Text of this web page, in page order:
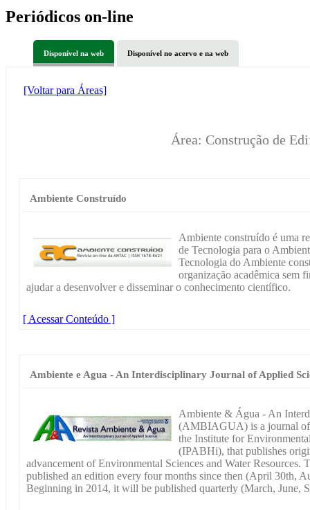
Periódicos on-line
Disponível na web Disponível no acervo e na web
[Voltar para Áreas]
Área: Construção de
Ambiente Construído
Ambiente construído é uma
de Tecnologia para o
Tecnologia do Ambiente
organização acadêmica sem
ajudar a desenvolver e disseminar o conhecimento científico.
[ Acessar Conteúdo ]
Ambiente e Agua - An Interdisciplinary Journal of Applied
Ambiente & Água - An
(AMBIAGUA) is a journal of
the Institute for
(IPABHi), that publishes
advancement of Environmental Sciences and Water Resources.
published an edition every four months since then (April 30th,
Beginning in 2014, it will be published quarterly (March, June,